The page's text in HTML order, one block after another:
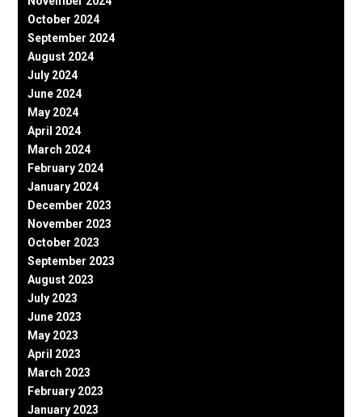
October 2024
September 2024
August 2024
July 2024
June 2024
May 2024
April 2024
March 2024
February 2024
January 2024
December 2023
November 2023
October 2023
September 2023
August 2023
July 2023
June 2023
May 2023
April 2023
March 2023
February 2023
January 2023